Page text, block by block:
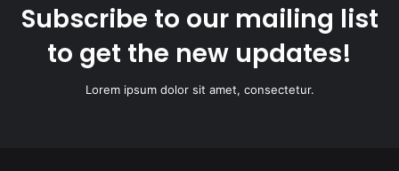
Subscribe to our mailing list
to get the new updates!
Lorem ipsum dolor sit amet, consectetur.